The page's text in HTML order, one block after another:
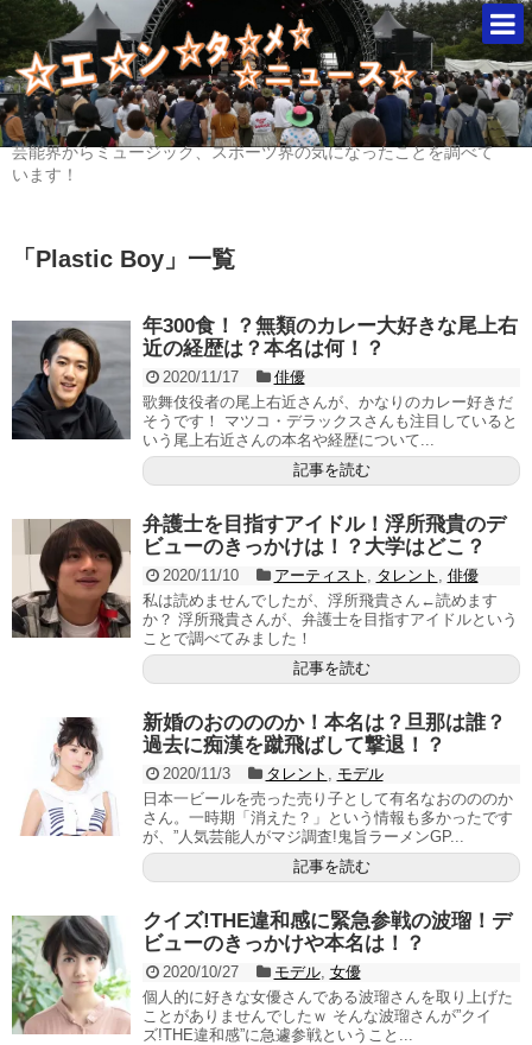
芸能界からミュージック、スポーツ界の気になったことを調べて
います！
「 Plastic Boy 」 一覧
年300食！？無類のカレー大好きな尾上右
近の経歴は？本名は何！？
2020/11/17
俳優
歌舞伎役者の尾上右近さんが、かなりのカレー好きだ
そうです！ マツコ・デラックスさんも注目していると
いう尾上右近さんの本名や経歴について...
記事を読む
弁護士を目指すアイドル！浮所飛貴のデ
ビューのきっかけは！？大学はどこ？
2020/11/10 アーティスト タレント
俳優
私は読めませんでしたが、浮所飛貴さん←読めます
か？ 浮所飛貴さんが、弁護士を目指すアイドルという
ことで調べてみました！
記事を読む
新婚のおのののか！本名は？旦那は誰？
過去に痴漢を蹴飛ばして撃退！？
2020/11/3 タレント
モデル
日本一ビールを売った売り子として有名なおのののか
さん。一時期「消えた？」という情報も多かったです
が、”人気芸能人がマジ調査!鬼旨ラーメンGP...
記事を読む
クイズ!THE違和感に緊急参戦の波瑠！デ
ビューのきっかけや本名は！？
2020/10/27 モデル, 女優
個人的に好きな女優さんである波瑠さんを取り上げた
ことがありませんでしたｗ そんな波瑠さんが”クイ
ズ!THE違和感”に急遽参戦ということ...